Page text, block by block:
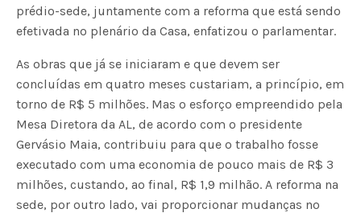
prédio-sede, juntamente com a reforma que está sendo
efetivada no plenário da Casa, enfatizou o parlamentar.
As obras que já se iniciaram e que devem ser
concluídas em quatro meses custariam, a princípio, em
torno de R$ 5 milhões. Mas o esforço empreendido pela
Mesa Diretora da AL, de acordo com o presidente
Gervásio Maia, contribuiu para que o trabalho fosse
executado com uma economia de pouco mais de R$ 3
milhões, custando, ao final, R$ 1,9 milhão. A reforma na
sede, por outro lado, vai proporcionar mudanças no